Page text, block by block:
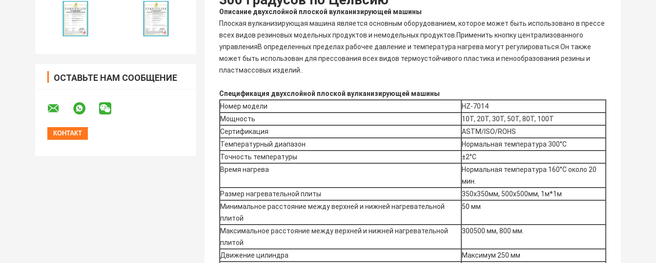
ОСТАВЬТЕ НАМ СООБЩЕНИЕ
Описание двухслойной плоской вулканизирующей машины
Плоская вулканизирующая машина является основным оборудованием, которое может быть использовано в прессе
всех видов резиновых модельных продуктов и немодельных продуктов.Применить кнопку централизованного
управленияВ определенных пределах рабочее давление и температура нагрева могут регулироваться.Он также
может быть использован для прессования всех видов термоустойчивого пластика и пенообразования резины и
пластмассовых изделий..
Спецификация двухслойной плоской вулканизирующей машины
Номер модели
HZ-7014
Мощность
10T, 20T, 30T, 50T, 80T, 100T
Сертификация
ASTM/ISO/ROHS
Температурный диапазон
Нормальная температура 300°С
Точность температуры
±2°C
Время нагрева
Нормальная температура 160°С около 20
мин.
Размер нагревательной плиты
350х350мм, 500х500мм, 1м*1м
Минимальное расстояние между верхней и нижней нагревательной
плитой
50 мм
Максимальное расстояние между верхней и нижней нагревательной
плитой
300500 мм, 800 мм.
Движение цилиндра
Максимум 250 мм